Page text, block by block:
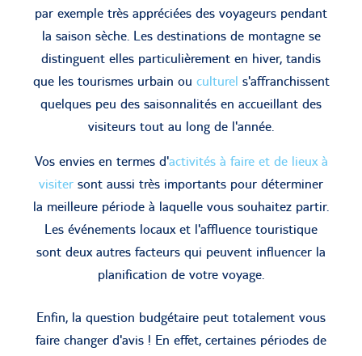
par exemple très appréciées des voyageurs pendant
la saison sèche. Les destinations de montagne se
distinguent elles particulièrement en hiver, tandis
que les tourismes urbain ou culturel s'affranchissent
quelques peu des saisonnalités en accueillant des
visiteurs tout au long de l'année.
Vos envies en termes d'activités à faire et de lieux à
visiter sont aussi très importants pour déterminer
la meilleure période à laquelle vous souhaitez partir.
Les événements locaux et l'affluence touristique
sont deux autres facteurs qui peuvent influencer la
planification de votre voyage.
Enfin, la question budgétaire peut totalement vous
faire changer d'avis ! En effet, certaines périodes de